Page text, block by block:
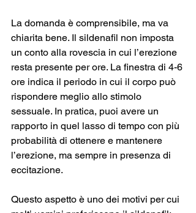
La domanda è comprensibile, ma va
chiarita bene. Il sildenafil non imposta
un conto alla rovescia in cui l’erezione
resta presente per ore. La finestra di 4-6
ore indica il periodo in cui il corpo può
rispondere meglio allo stimolo
sessuale. In pratica, puoi avere un
rapporto in quel lasso di tempo con più
probabilità di ottenere e mantenere
l’erezione, ma sempre in presenza di
eccitazione.
Questo aspetto è uno dei motivi per cui